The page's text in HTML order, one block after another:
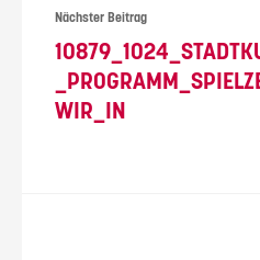
Nächster Beitrag
WIR_IN